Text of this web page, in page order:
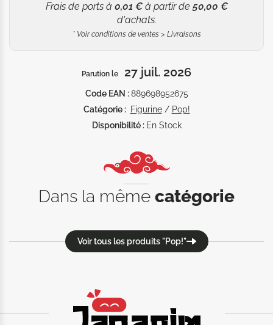
Frais de ports à 0,01 €à partir de50,00 €
d'achats.
* Voir conditions de ventes > Livraisons
Parution le 27 juil. 2026
Code EAN :889698952675
Catégorie : Figurine/ Pop!
Disponibilité : En Stock
Dans la même catégorie
Voir tous les produits "Pop!"